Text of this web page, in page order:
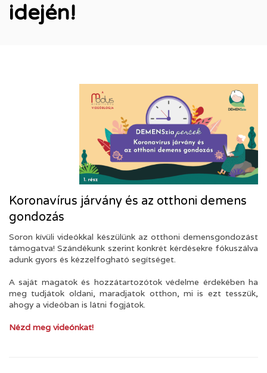
idején!
Koronavírus járvány és az otthoni demens
gondozás
Soron kívüli videókkal készülünk az otthoni demensgondozást
támogatva! Szándékunk szerint konkrét kérdésekre fókuszálva
adunk gyors és kézzelfogható segítséget.
A saját magatok és hozzátartozótok védelme érdekében ha
meg tudjátok oldani, maradjatok otthon, mi is ezt tesszük,
ahogy a videóban is látni fogjátok.
Nézd meg videónkat!